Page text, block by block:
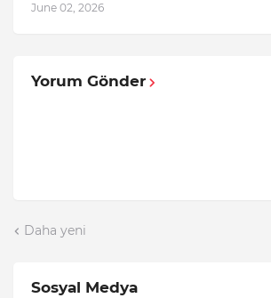
June 02, 2026
Yorum Gönder
Daha yeni
Sosyal Medya